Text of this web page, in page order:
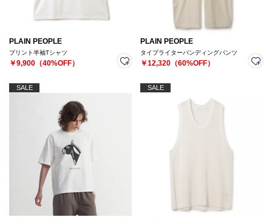
PLAIN PEOPLE
プリント半袖Tシャツ
￥9,900（40%OFF）
PLAIN PEOPLE
タイプライターバンディングパンツ
￥12,320（60%OFF）
SALE SALE